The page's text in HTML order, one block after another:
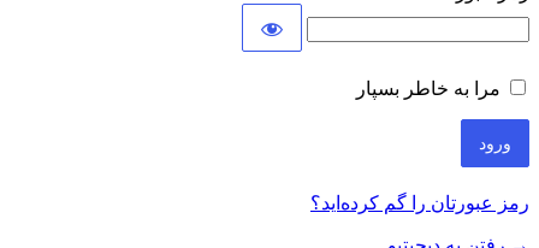
مرا به خاطر بسپار
رمز عبورتان را گم کرده‌اید؟